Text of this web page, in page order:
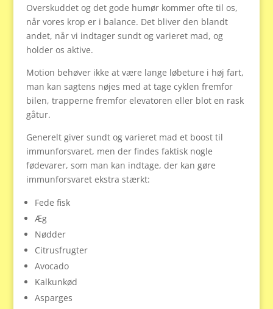
Overskuddet og det gode humør kommer ofte til os,
når vores krop er i balance. Det bliver den blandt
andet, når vi indtager sundt og varieret mad, og
holder os aktive.
Motion behøver ikke at være lange løbeture i høj fart,
man kan sagtens nøjes med at tage cyklen fremfor
bilen, trapperne fremfor elevatoren eller blot en rask
gåtur.
Generelt giver sundt og varieret mad et boost til
immunforsvaret, men der findes faktisk nogle
fødevarer, som man kan indtage, der kan gøre
immunforsvaret ekstra stærkt:
Fede fisk
Æg
Nødder
Citrusfrugter
Avocado
Kalkunkød
Asparges